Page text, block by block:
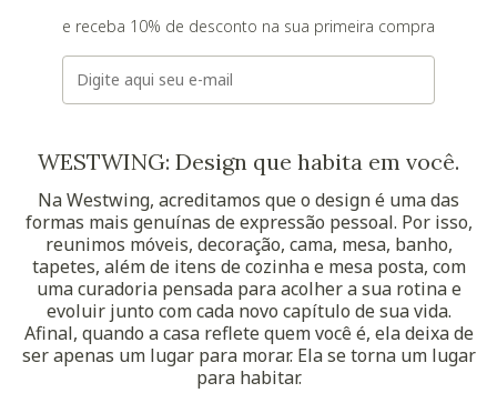
e receba 10% de desconto na sua primeira compra
E-mail
WESTWING: Design que habita em você.
Na Westwing, acreditamos que o design é uma das
formas mais genuínas de expressão pessoal. Por isso,
reunimos móveis, decoração, cama, mesa, banho,
tapetes, além de itens de cozinha e mesa posta, com
uma curadoria pensada para acolher a sua rotina e
evoluir junto com cada novo capítulo de sua vida.
Afinal, quando a casa reflete quem você é, ela deixa de
ser apenas um lugar para morar. Ela se torna um lugar
para habitar.